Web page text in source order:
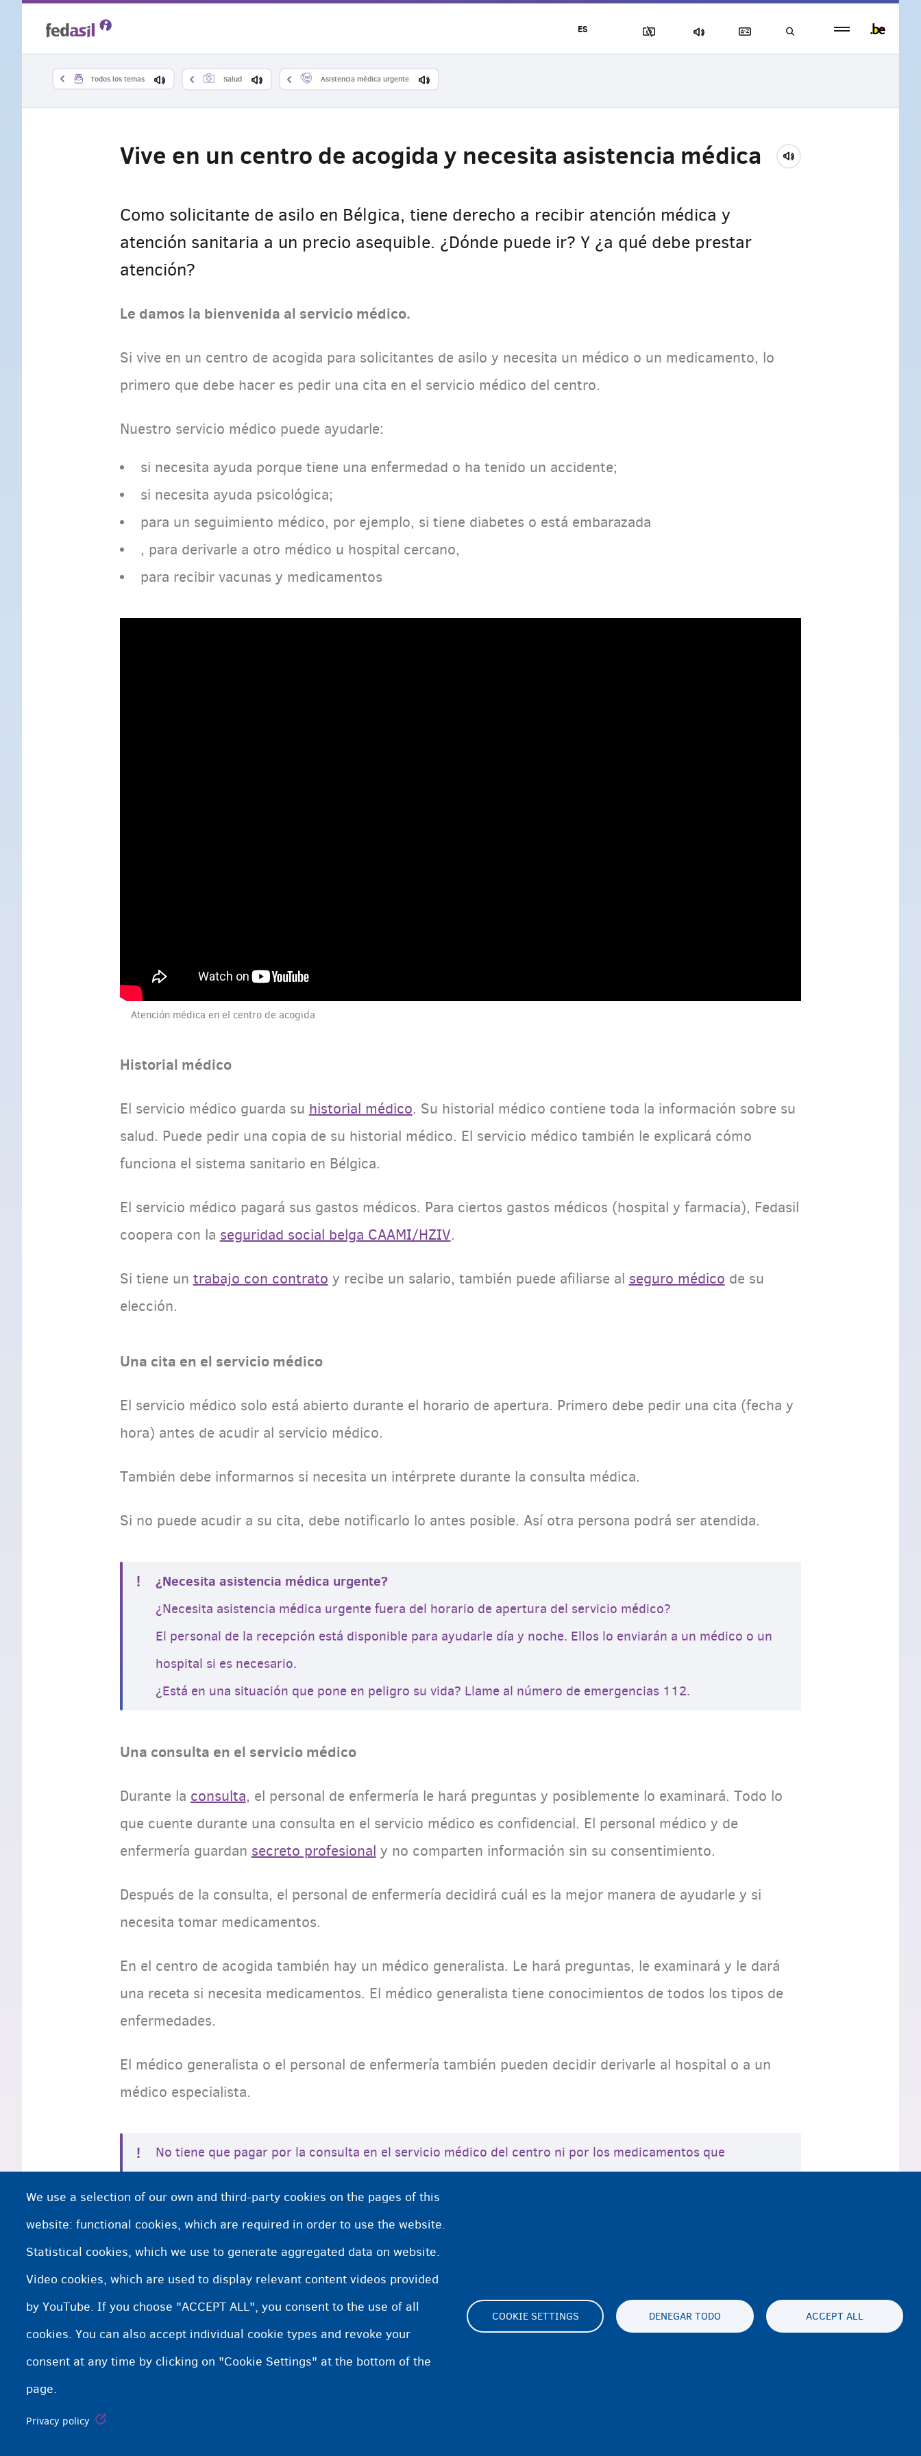
Todos los temas Salud Asistencia médica urgente
Vive en un centro de acogida y necesita asistencia médica
Como solicitante de asilo en Bélgica, tiene derecho a recibir atención médica y
atención sanitaria a un precio asequible. ¿Dónde puede ir? Y ¿a qué debe prestar
atención?
Le damos la bienvenida al servicio médico.
Si vive en un centro de acogida para solicitantes de asilo y necesita un médico o un medicamento, lo
primero que debe hacer es pedir una cita en el servicio médico del centro.
Nuestro servicio médico puede ayudarle:
si necesita ayuda porque tiene una enfermedad o ha tenido un accidente;
si necesita ayuda psicológica;
para un seguimiento médico, por ejemplo, si tiene diabetes o está embarazada
, para derivarle a otro médico u hospital cercano,
para recibir vacunas y medicamentos
Atención médica en el centro de acogida
Historial médico
El servicio médico guarda su historial médico. Su historial médico contiene toda la información sobre su
salud. Puede pedir una copia de su historial médico. El servicio médico también le explicará cómo
funciona el sistema sanitario en Bélgica.
El servicio médico pagará sus gastos médicos. Para ciertos gastos médicos (hospital y farmacia), Fedasil
coopera con la seguridad social belga CAAMI/HZIV.
Si tiene un trabajo con contrato y recibe un salario, también puede afiliarse al seguro médico de su
elección.
Una cita en el servicio médico
El servicio médico solo está abierto durante el horario de apertura. Primero debe pedir una cita (fecha y
hora) antes de acudir al servicio médico.
También debe informarnos si necesita un intérprete durante la consulta médica.
Si no puede acudir a su cita, debe notificarlo lo antes posible. Así otra persona podrá ser atendida.
¿Necesita asistencia médica urgente?
¿Necesita asistencia médica urgente fuera del horario de apertura del servicio médico?
El personal de la recepción está disponible para ayudarle día y noche. Ellos lo enviarán a un médico o un
hospital si es necesario.
¿Está en una situación que pone en peligro su vida? Llame al número de emergencias 112.
Una consulta en el servicio médico
Durante la consulta, el personal de enfermería le hará preguntas y posiblemente lo examinará. Todo lo
que cuente durante una consulta en el servicio médico es confidencial. El personal médico y de
enfermería guardan secreto profesional y no comparten información sin su consentimiento.
Después de la consulta, el personal de enfermería decidirá cuál es la mejor manera de ayudarle y si
necesita tomar medicamentos.
En el centro de acogida también hay un médico generalista. Le hará preguntas, le examinará y le dará
una receta si necesita medicamentos. El médico generalista tiene conocimientos de todos los tipos de
enfermedades.
El médico generalista o el personal de enfermería también pueden decidir derivarle al hospital o a un
médico especialista.
No tiene que pagar por la consulta en el servicio médico del centro ni por los medicamentos que
Cita médica con un profesional sanitario fuera del centro de acogida
No vive en un centro de acogida y necesita asistencia médica
We use a selection of our own and third-party cookies on the pages of this
website: functional cookies, which are required in order to use the website.
Statistical cookies, which we use to generate aggregated data on website.
Video cookies, which are used to display relevant content videos provided
by YouTube. If you choose "ACCEPT ALL", you consent to the use of all
cookies. You can also accept individual cookie types and revoke your
consent at any time by clicking on "Cookie Settings" at the bottom of the
page.
Privacy policy
COOKIE SETTINGS DENEGAR TODO ACCEPT ALL
Footer
ES
footer